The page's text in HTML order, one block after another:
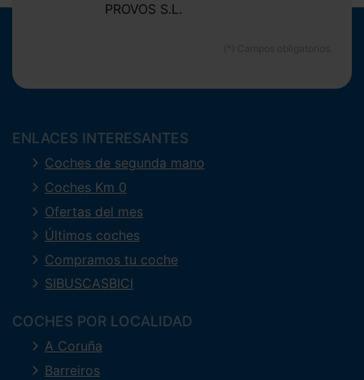
PROVOS S.L.
ENLACES INTERESANTES
Coches de segunda mano
Coches Km 0
Ofertas del mes
Últimos coches
Compramos tu coche
SIBUSCASBICI
COCHES POR LOCALIDAD
A Coruña
Barreiros